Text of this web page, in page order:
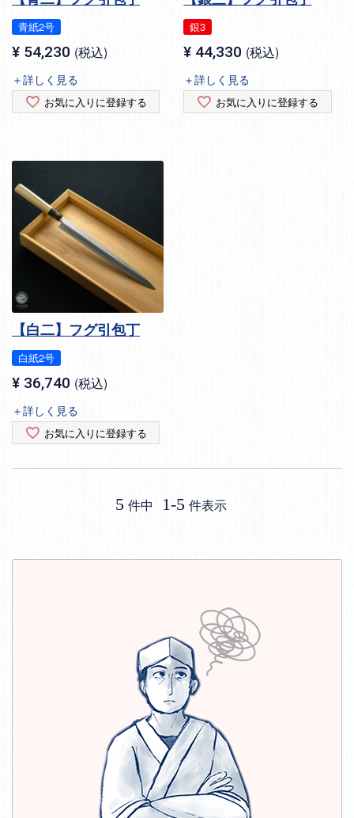
青紙2号
¥ 54,230 税込
＋詳しく見る
お気に入りに登録する
銀3
¥ 44,330 税込
＋詳しく見る
お気に入りに登録する
【白二】フグ引包丁
白紙2号
¥ 36,740 税込
＋詳しく見る
お気に入りに登録する
5 件中 1-5 件表示